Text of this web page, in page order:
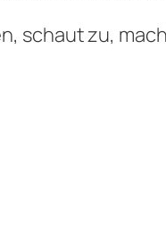
schaut zu,